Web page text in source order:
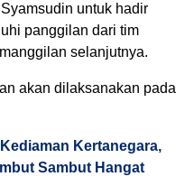
untuk hadir
panggilan dari tim
selanjutnya.
akan dilaksanakan pada
Kediaman Kertanegara,
Sambut Hangat